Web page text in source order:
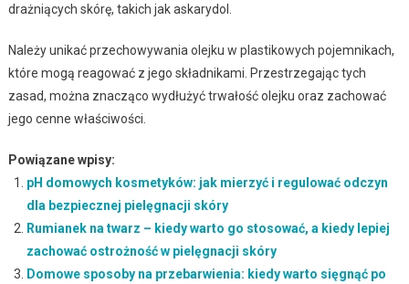
drażniących skórę, takich jak askarydol.
Należy unikać przechowywania olejku w plastikowych pojemnikach,
które mogą reagować z jego składnikami. Przestrzegając tych
zasad, można znacząco wydłużyć trwałość olejku oraz zachować
jego cenne właściwości.
Powiązane wpisy:
pH domowych kosmetyków: jak mierzyć i regulować odczyn
dla bezpiecznej pielęgnacji skóry
Rumianek na twarz – kiedy warto go stosować, a kiedy lepiej
zachować ostrożność w pielęgnacji skóry
Domowe sposoby na przebarwienia: kiedy warto sięgnąć po